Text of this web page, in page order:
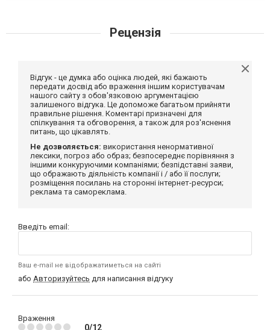
Рецензія
Відгук - це думка або оцінка людей, які бажають
передати досвід або враження іншим користувачам
нашого сайту з обов'язковою аргументацією
залишеного відгука. Це допоможе багатьом прийняти
правильне рішення. Коментарі призначені для
спілкування та обговорення, а також для роз'яснення
питань, що цікавлять.
Не дозволяється: використання ненормативної
лексики, погроз або образ; безпосереднє порівняння з
іншими конкуруючими компаніями; безпідставні заяви,
що ображають діяльність компанії і / або її послуги;
розміщення посилань на сторонні інтернет-ресурси;
реклама та самореклама.
Введіть email:
Ваш e-mail не відображатиметься на сайті
або Авторизуйтесь для написання відгуку
Враження
0/12